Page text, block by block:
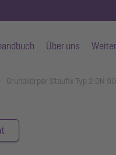
Über uns
Grundkörper Staufix Typ 2 DN